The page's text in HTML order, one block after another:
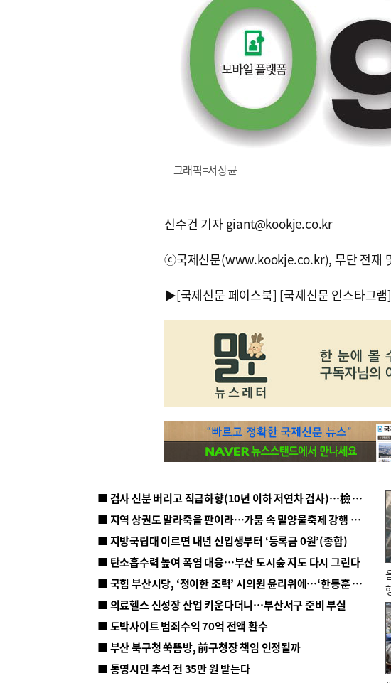
그래픽=서상균
신수건 기자 giant@kookje.co.kr
ⓒ국제신문(www.kookje.co.kr), 무단 전재
▶[국제신문 페이스북] [국제신문 인스타그램]
■ 검사 신분 버리고 직급하향(10년 이하 저연차 검사)…檢 중수청행 기피
■ 지역 상권도 말라죽을 판이라…가뭄 속 밀양물축제 강행 논란
■ 지방국립대 이르면 내년 신입생부터 ‘등록금 0원’(종합)
■ 탄소흡수력 높여 폭염 대응…부산 도시숲 지도 다시 그린다
■ 국힘 부산시당, ‘정이한 조력’ 시의원 윤리위에…‘한동훈 지지’도 신고접수
■ 의료헬스 신성장 산업 키운다더니…부산서구 준비 부실
■ 도박사이트 범죄수익 70억 전액 환수
■ 부산 북구청 쑥뜸방, 前구청장 책임 인정될까
■ 통영시민 추석 전 35만 원 받는다